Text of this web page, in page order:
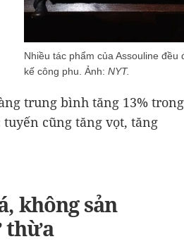
Nhiều tác phẩm của Assouline đều
kế công phu. Ảnh: NYT.
trung bình tăng 13% trong
cũng tăng vọt, tăng
không sản
thừa